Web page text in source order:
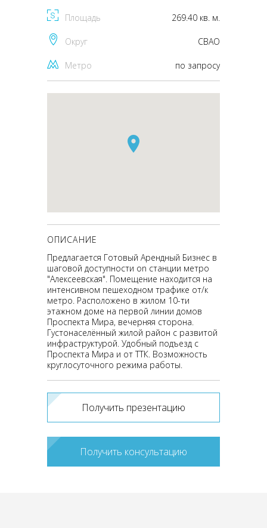
Площадь 269.40 кв. м.
Округ CВАО
Метро по запросу
ОПИСАНИЕ
Предлагается Готовый Арендный Бизнес в
шаговой доступности оn станции метро
"Алексеевская". Помещение находится на
интенсивном пешеходном трафике от/к
метро. Расположено в жилом 10-ти
этажном доме на первой линии домов
Проспекта Мира, вечерняя сторона.
Густонаселённый жилой район с развитой
инфраструктурой. Удобный подъезд с
Проспекта Мира и от ТТК. Возможность
круглосуточного режима работы.
Получить презентацию
Получить консультацию